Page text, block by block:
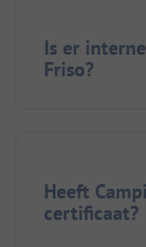
Is er
Friso?
Heeft
certificaat?